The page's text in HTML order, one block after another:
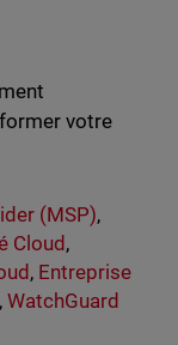
votre
(MSP),
Cloud ,
, Entreprise
,WatchGuard